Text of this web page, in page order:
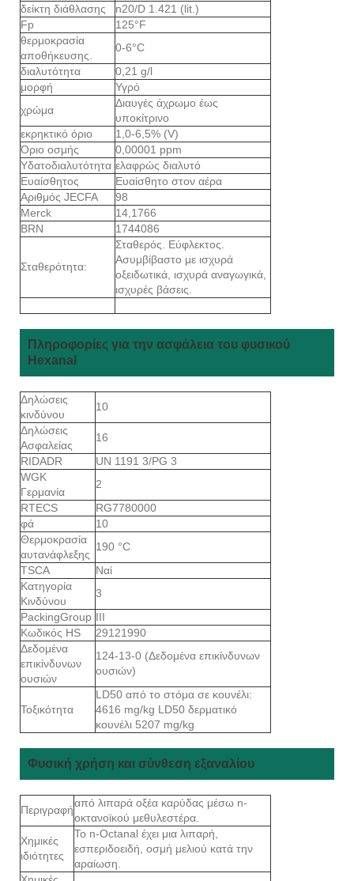
δείκτη διάθλασης
n20/D 1.421 (lit.)
Fp
125°F
θερμοκρασία
αποθήκευσης.
0-6°C
διαλυτότητα
0,21 g/l
μορφή
Υγρό
χρώμα
Διαυγές άχρωμο έως
υποκίτρινο
εκρηκτικό όριο
1,0-6,5% (V)
Όριο οσμής
0,00001 ppm
Υδατοδιαλυτότητα ελαφρώς διαλυτό
Ευαίσθητος
Ευαίσθητο στον αέρα
Αριθμός JECFA
98
Merck
14,1766
BRN
1744086
Σταθερότητα:
Σταθερός. Εύφλεκτος.
Ασυμβίβαστο με ισχυρά
οξειδωτικά, ισχυρά αναγωγικά,
ισχυρές βάσεις.
Πληροφορίες για την ασφάλεια του φυσικού
Hexanal
Δηλώσεις
κινδύνου
10
Δηλώσεις
Ασφαλείας
16
RIDADR
UN 1191 3/PG 3
WGK
Γερμανία
2
RTECS
RG7780000
φά
10
Θερμοκρασία
αυτανάφλεξης
190 °C
TSCA
Ναί
Κατηγορία
Κινδύνου
3
PackingGroup III
Κωδικός HS
29121990
Δεδομένα
επικίνδυνων
ουσιών
124-13-0 (Δεδομένα επικίνδυνων
ουσιών)
Τοξικότητα
LD50 από το στόμα σε κουνέλι:
4616 mg/kg LD50 δερματικό
κουνέλι 5207 mg/kg
Φυσική χρήση και σύνθεση εξαναλίου
Περιγραφή
από λιπαρά οξέα καρύδας μέσω n-
οκτανοϊκού μεθυλεστέρα.
Χημικές
ιδιότητες
Το n-Octanal έχει μια λιπαρή,
εσπεριδοειδή, οσμή μελιού κατά την
αραίωση.